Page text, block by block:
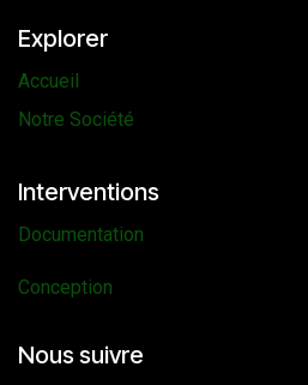
Explorer
Accueil
Notre Société
Interventions
Documentation
Conception
Nous suivre